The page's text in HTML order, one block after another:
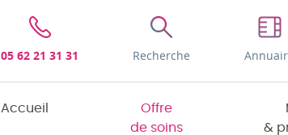
05 62 21 31 31 Recherche
Accueil
Offre
de soins
&